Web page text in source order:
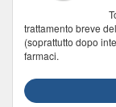
trattamento breve
(soprattutto dopo
farmaci.